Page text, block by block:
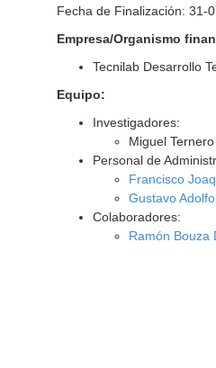
Fecha de Finalización: 31-
Empresa/Organismo
Tecnilab Desarrollo
Equipo:
Investigadores:
Miguel
Personal de
Francisco
Gustavo
Colaboradores:
Ramón Bouza